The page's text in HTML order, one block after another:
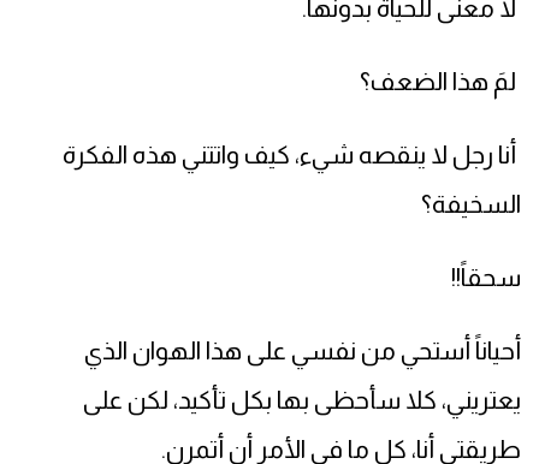
لا معنى للحياة بدونها.
لمَ هذا الضعف؟
أنا رجل لا ينقصه شيء، كيف واتتني هذه الفكرة
السخيفة؟
سحقاً!!
أحياناً أستحي من نفسي على هذا الهوان الذي
يعتريني، كلا سأحظى بها بكل تأكيد، لكن على
طريقتي أنا، كل ما في الأمر أن أتمرن.